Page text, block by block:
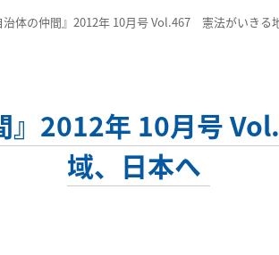
治体の仲間』2012年 10月号 Vol.467 憲法がいきる
』2012年 10月号
域、日本へ